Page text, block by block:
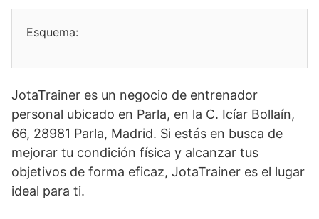
Esquema:
JotaTrainer es un negocio de entrenador
personal ubicado en Parla, en la C. Icíar Bollaín,
66, 28981 Parla, Madrid. Si estás en busca de
mejorar tu condición física y alcanzar tus
objetivos de forma eficaz, JotaTrainer es el lugar
ideal para ti.